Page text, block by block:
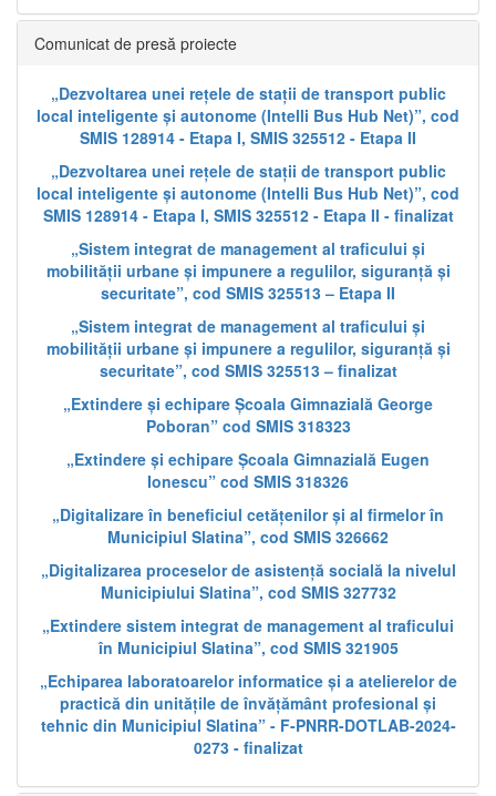
Comunicat de presă proiecte
„Dezvoltarea unei rețele de stații de transport public
local inteligente și autonome (Intelli Bus Hub Net)”, cod
SMIS 128914 - Etapa I, SMIS 325512 - Etapa II
„Dezvoltarea unei rețele de stații de transport public
local inteligente și autonome (Intelli Bus Hub Net)”, cod
SMIS 128914 - Etapa I, SMIS 325512 - Etapa II - finalizat
„Sistem integrat de management al traficului și
mobilității urbane și impunere a regulilor, siguranță și
securitate”, cod SMIS 325513 – Etapa II
„Sistem integrat de management al traficului și
mobilității urbane și impunere a regulilor, siguranță și
securitate”, cod SMIS 325513 – finalizat
„Extindere și echipare Școala Gimnazială George
Poboran” cod SMIS 318323
„Extindere și echipare Școala Gimnazială Eugen
Ionescu” cod SMIS 318326
„Digitalizare în beneficiul cetățenilor și al firmelor în
Municipiul Slatina”, cod SMIS 326662
„Digitalizarea proceselor de asistență socială la nivelul
Municipiului Slatina”, cod SMIS 327732
„Extindere sistem integrat de management al traficului
în Municipiul Slatina”, cod SMIS 321905
„Echiparea laboratoarelor informatice și a atelierelor de
practică din unitățile de învățământ profesional și
tehnic din Municipiul Slatina” - F-PNRR-DOTLAB-2024-
0273 - finalizat